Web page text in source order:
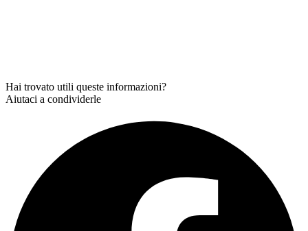
Hai trovato utili queste informazioni?
Aiutaci a condividerle